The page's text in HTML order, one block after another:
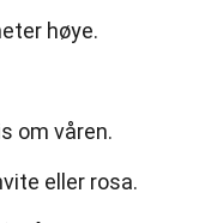
høye.
om våren.
eller rosa.